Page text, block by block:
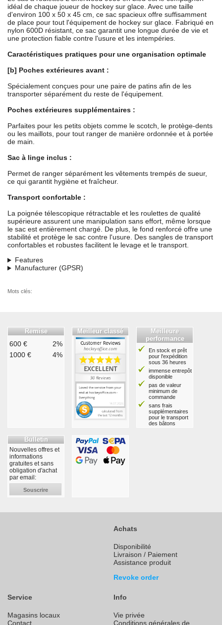
idéal de chaque joueur de hockey sur glace. Avec une taille
d'environ 100 x 50 x 45 cm, ce sac spacieux offre suffisamment
de place pour tout l'équipement de hockey sur glace. Fabriqué en
nylon 600D résistant, ce sac garantit une longue durée de vie et
une protection fiable contre l'usure et les intempéries.
Caractéristiques pratiques pour une organisation optimale
[b] Poches extérieures avant :
Spécialement conçues pour une paire de patins afin de les
transporter séparément du reste de l'équipement.
Poches extérieures supplémentaires :
Parfaites pour les petits objets comme le scotch, le protège-dents
ou les maillots, pour tout ranger de manière ordonnée et à portée
de main.
Sac à linge inclus :
Permet de ranger séparément les vêtements trempés de sueur,
ce qui garantit hygiène et fraîcheur.
Transport confortable :
La poignée télescopique rétractable et les roulettes de qualité
supérieure assurent une manipulation sans effort, même lorsque
le sac est entièrement chargé. De plus, le fond renforcé offre une
stabilité et protège le sac contre l'usure. Des sangles de transport
confortables et robustes facilitent le levage et le transport.
Features
Manufacturer (GPSR)
Mots clés:
Remise
600 €
2%
1000 €
4%
Meilleur classé
Meilleure
performance
En stock et prêt
pour l'expédition
sous 36 heures
immense entrepôt
disponible
pas de valeur
minimum de
commande
sans frais
supplémentaires
pour le transport
des bâtons
Bulletin
Nouvelles offres et
informations
gratuites et sans
obligation d'achat
par email:
Souscrire
Achats
Disponibilité
Livraison / Paiement
Assistance produit
Revoke order
Service
Magasins locaux
Contact
Info
Vie privée
Conditions générales de